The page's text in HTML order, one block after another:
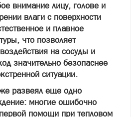
внимание лицу, голове и
влаги с поверхности
и плавное
что позволяет
на сосуды и
значительно безопаснее
ситуации.
развеял еще одно
многие ошибочно
помощи при тепловом